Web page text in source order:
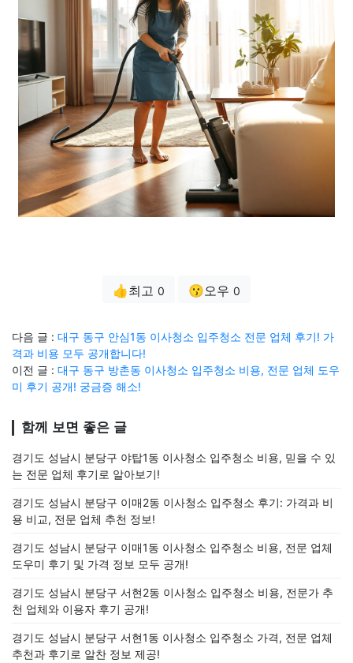
👍최고 0 😗오우 0
다음 글 : 대구 동구 안심1동 이사청소 입주청소 전문 업체 후기! 가
격과 비용 모두 공개합니다!
이전 글 : 대구 동구 방촌동 이사청소 입주청소 비용, 전문 업체 도우
미 후기 공개! 궁금증 해소!
함께 보면 좋은 글
경기도 성남시 분당구 야탑1동 이사청소 입주청소 비용, 믿을 수 있
는 전문 업체 후기로 알아보기!
경기도 성남시 분당구 이매2동 이사청소 입주청소 후기: 가격과 비
용 비교, 전문 업체 추천 정보!
경기도 성남시 분당구 이매1동 이사청소 입주청소 비용, 전문 업체
도우미 후기 및 가격 정보 모두 공개!
경기도 성남시 분당구 서현2동 이사청소 입주청소 비용, 전문가 추
천 업체와 이용자 후기 공개!
경기도 성남시 분당구 서현1동 이사청소 입주청소 가격, 전문 업체
추천과 후기로 알찬 정보 제공!